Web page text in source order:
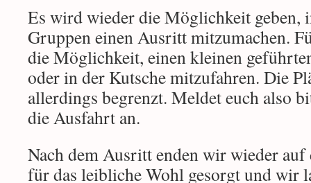
Es wird wieder die Möglichkeit geben,
Gruppen einen Ausritt mitzumachen.
die Möglichkeit, einen kleinen
oder in der Kutsche mitzufahren. Die
allerdings begrenzt. Meldet euch also
die Ausfahrt an.
Nach dem Ausritt enden wir wieder
für das leibliche Wohl gesorgt und wir